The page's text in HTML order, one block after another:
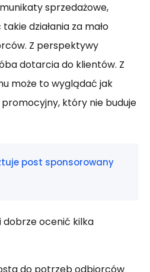
sprzedażowe,
działania za mało
Z perspektywy
dotarcia do klientów. Z
może to wyglądać jak
który nie buduje
post sponsorowany
dobrze ocenić kilka